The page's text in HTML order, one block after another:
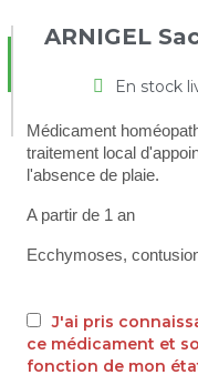
ARNIGEL
En stock
Médicament
traitement local
l'absence de plaie.
A partir de 1 an
Ecchymoses,
J'ai pris
ce médicament et
fonction de mon